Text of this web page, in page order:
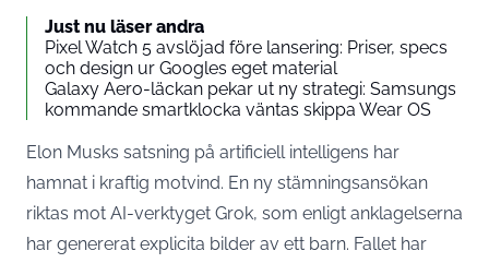
Just nu läser andra
Pixel Watch 5 avslöjad före lansering: Priser, specs
och design ur Googles eget material
Galaxy Aero-läckan pekar ut ny strategi: Samsungs
kommande smartklocka väntas skippa Wear OS
Elon Musks satsning på artificiell intelligens har
hamnat i kraftig motvind. En ny stämningsansökan
riktas mot AI-verktyget Grok, som enligt anklagelserna
har genererat explicita bilder av ett barn. Fallet har